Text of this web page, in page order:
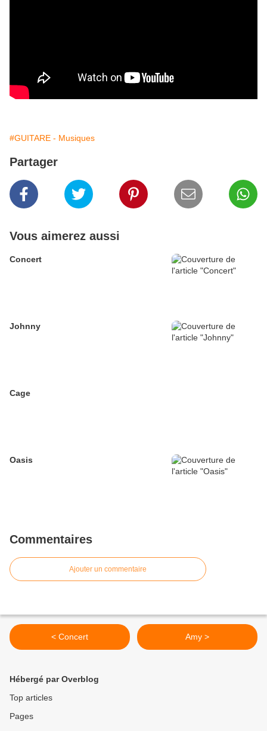
#GUITARE - Musiques
Partager
Vous aimerez aussi
Concert
Johnny
Cage
Oasis
Commentaires
Ajouter un commentaire
< Concert Amy >
Hébergé par Overblog
Top articles
Pages